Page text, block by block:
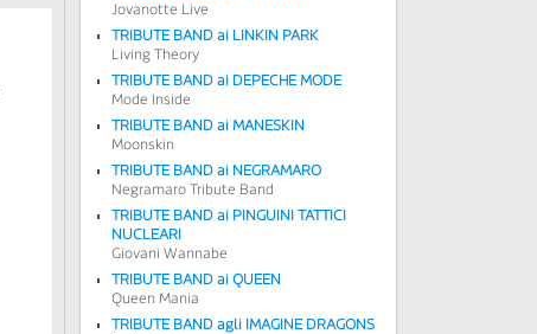
Jovanotte Live
TRIBUTE BAND ai LINKIN PARK
Living Theory
TRIBUTE BAND ai DEPECHE MODE
Mode Inside
TRIBUTE BAND ai MANESKIN
Moonskin
TRIBUTE BAND ai NEGRAMARO
Negramaro Tribute Band
TRIBUTE BAND ai PINGUINI TATTICI
NUCLEARI
Giovani Wannabe
TRIBUTE BAND ai QUEEN
Queen Mania
TRIBUTE BAND agli IMAGINE DRAGONS